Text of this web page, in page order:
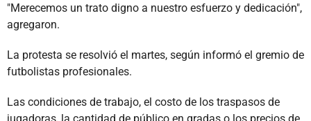
"Merecemos un trato digno a nuestro esfuerzo y dedicación",
agregaron.
La protesta se resolvió el martes, según informó el gremio de
futbolistas profesionales.
Las condiciones de trabajo, el costo de los traspasos de
jugadoras, la cantidad de público en gradas o los precios de